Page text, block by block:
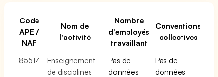
Code
APE /
NAF
Nom de
l'activité
Nombre
d'employés
travaillant
Conventions
collectives
8551Z
Enseignement
de disciplines
Pas de
données
Pas de
données